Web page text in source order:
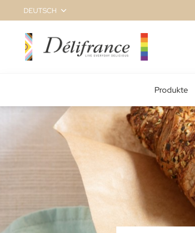
Zum
Inhalt
springen
DEUTSCH
Produkte